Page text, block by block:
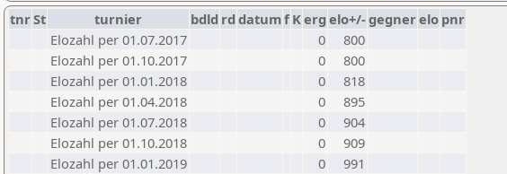
tnrSt turnier bdld rd datumf Kerg elo+/-gegnerelo pnr
Elozahl per 01.07.2017
0
800
Elozahl per 01.10.2017
0
800
Elozahl per 01.01.2018
0
818
Elozahl per 01.04.2018
0
895
Elozahl per 01.07.2018
0
904
Elozahl per 01.10.2018
0
909
Elozahl per 01.01.2019
0
991